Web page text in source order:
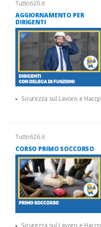
Tutto626.it
AGGIORNAMENTO PER
DIRIGENTI
Sicurezza sul Lavoro e Haccp
Tutto626.it
CORSO PRIMO SOCCORSO
Sicurezza sul Lavoro e Haccp